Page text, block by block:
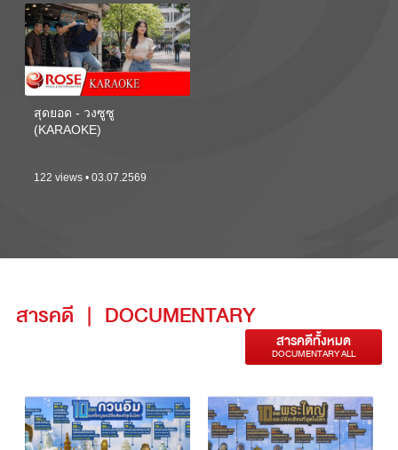
สุดยอด - วงซูซู
(KARAOKE)
122 views • 03.07.2569
สารคดี | DOCUMENTARY
สารคดีทั้งหมด
DOCUMENTARY ALL